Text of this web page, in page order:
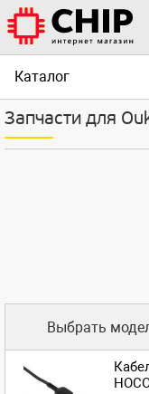
Каталог
Запчасти для
Выбрать